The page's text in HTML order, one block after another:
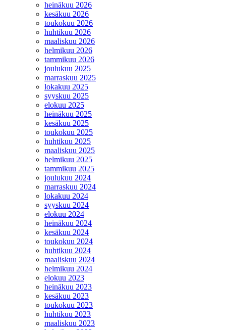
heinäkuu 2026
kesäkuu 2026
toukokuu 2026
huhtikuu 2026
maaliskuu 2026
helmikuu 2026
tammikuu 2026
joulukuu 2025
marraskuu 2025
lokakuu 2025
syyskuu 2025
elokuu 2025
heinäkuu 2025
kesäkuu 2025
toukokuu 2025
huhtikuu 2025
maaliskuu 2025
helmikuu 2025
tammikuu 2025
joulukuu 2024
marraskuu 2024
lokakuu 2024
syyskuu 2024
elokuu 2024
heinäkuu 2024
kesäkuu 2024
toukokuu 2024
huhtikuu 2024
maaliskuu 2024
helmikuu 2024
elokuu 2023
heinäkuu 2023
kesäkuu 2023
toukokuu 2023
huhtikuu 2023
maaliskuu 2023